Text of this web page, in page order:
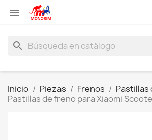

search
Inicio Piezas Frenos
Pastillas
Pastillas de freno para Xiaomi